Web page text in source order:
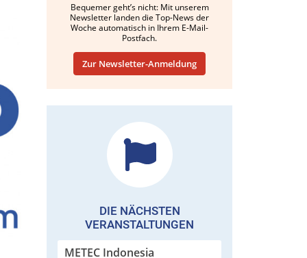
Bequemer geht’s nicht: Mit unserem
Newsletter landen die Top-News der
Woche automatisch in Ihrem E-Mail-
Postfach.
Zur Newsletter-Anmeldung
DIE NÄCHSTEN
VERANSTALTUNGEN
METEC Indonesia